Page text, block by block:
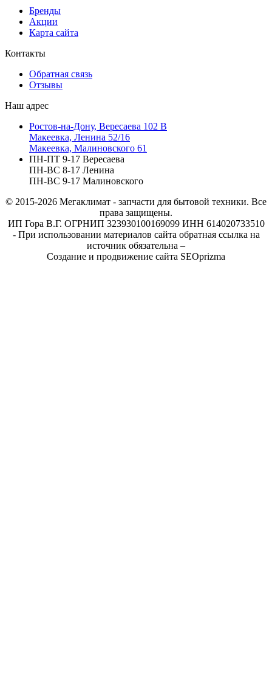
Бренды
Акции
Карта сайта
Контакты
Обратная связь
Отзывы
Наш адрес
Ростов-на-Дону, Вересаева 102 В
Макеевка, Ленина 52/16
Макеевка, Малиновского 61
ПН-ПТ 9-17 Вересаева
ПН-ВС 8-17 Ленина
ПН-ВС 9-17 Малиновского
© 2015-2026 Мегаклимат - запчасти для бытовой техники. Все
права защищены.
ИП Гора В.Г. ОГРНИП 323930100169099 ИНН 614020733510
- При использовании материалов сайта обратная ссылка на
источник обязательна –
Создание и продвижение сайта SEOprizma